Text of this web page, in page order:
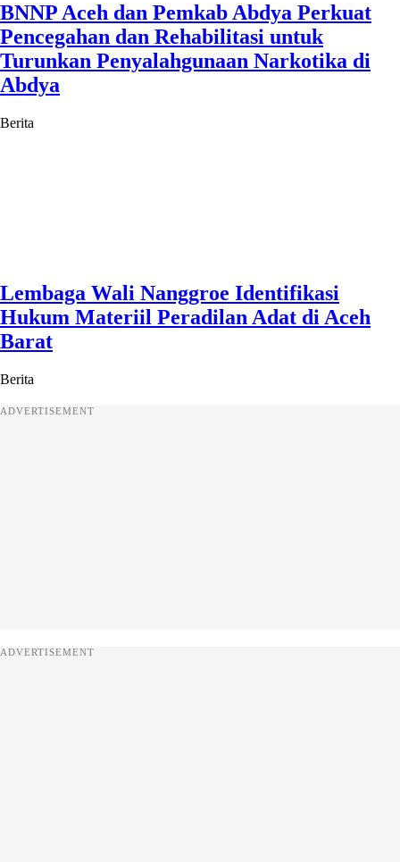
BNNP Aceh dan Pemkab Abdya Perkuat
Pencegahan dan Rehabilitasi untuk
Turunkan Penyalahgunaan Narkotika di
Abdya
Berita
Lembaga Wali Nanggroe Identifikasi
Hukum Materiil Peradilan Adat di Aceh
Barat
Berita
ADVERTISEMENT
ADVERTISEMENT